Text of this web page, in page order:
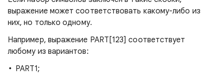
выражение может соответствовать какому-либо из
них, но только одному.
Например, выражение PART[123] соответствует
любому из вариантов:
PART1;